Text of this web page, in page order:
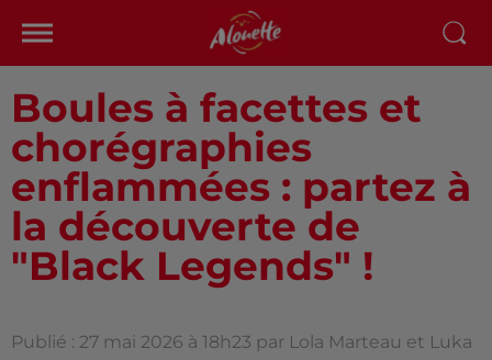
Boules à facettes et
chorégraphies
enflammées : partez à
la découverte de
"Black Legends" !
Publié : 27 mai 2026 à 18h23 par Lola Marteau et Luka